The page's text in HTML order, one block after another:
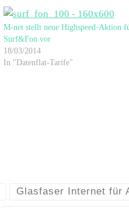
M-net stellt neue Highspeed-Aktion
Surf&Fon vor
18/03/2014
In "Datenflat-Tarife"
Glasfaser Internet für